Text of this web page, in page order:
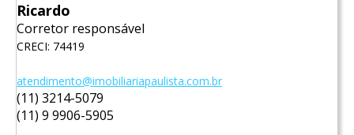
Ricardo
Corretor responsável
CRECI: 74419
atendimento@imobiliariapaulista.com.br
(11) 3214-5079
(11) 9 9906-5905